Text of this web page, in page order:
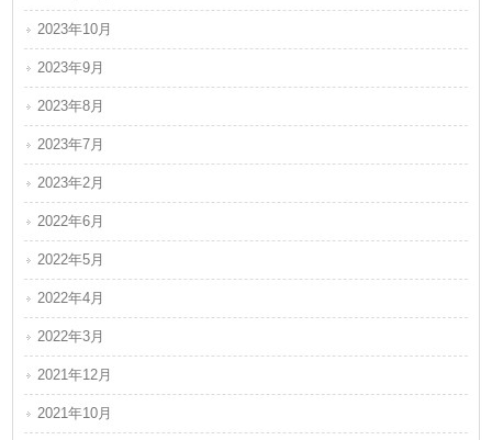
2023年10月
2023年9月
2023年8月
2023年7月
2023年2月
2022年6月
2022年5月
2022年4月
2022年3月
2021年12月
2021年10月